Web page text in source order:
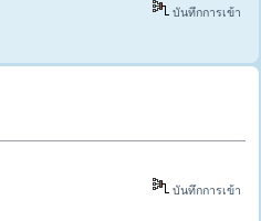
บันทึกการเข้า
บันทึกการเข้า